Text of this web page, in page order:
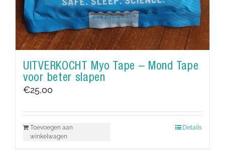
UITVERKOCHT Myo Tape – Mond Tape
voor beter slapen
€25,00
Toevoegen aan
winkelwagen
Details